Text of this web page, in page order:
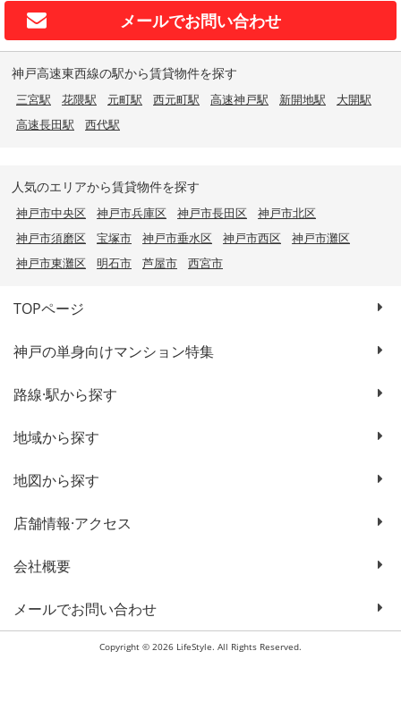
メールでお問い合わせ
神戸高速東西線の駅から賃貸物件を探す
三宮駅 花隈駅 元町駅 西元町駅 高速神戸駅 新開地駅
大開駅
高速長田駅
西代駅
人気のエリアから賃貸物件を探す
神戸市中央区 神戸市兵庫区 神戸市長田区
神戸市北区
神戸市須磨区
宝塚市 神戸市垂水区 神戸市西区
神戸市灘区
神戸市東灘区
明石市 芦屋市 西宮市
TOPページ
神戸の単身向けマンション特集
路線·駅から探す
地域から探す
地図から探す
店舗情報·アクセス
会社概要
メールでお問い合わせ
Copyright © 2026 LifeStyle. All Rights Reserved.